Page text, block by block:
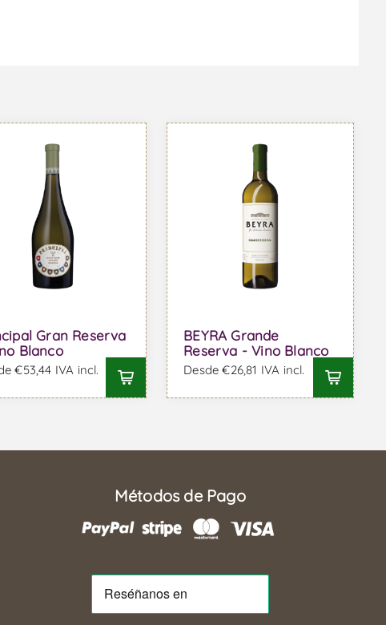
Gran Reserva
Blanco
€53,44 IVA incl.
BEYRA Grande
Reserva - Vino Blanco
Desde €26,81 IVA incl.
Métodos de Pago